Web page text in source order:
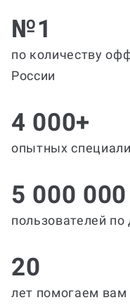
№1
по количеству
России
4 000+
опытных
5 000 000
пользователей
20
лет помогаем вам